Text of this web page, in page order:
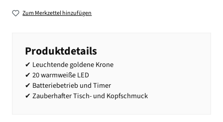
Zum Merkzettel hinzufügen
Produktdetails
✔ Leuchtende goldene Krone
✔ 20 warmweiße LED
✔ Batteriebetrieb und Timer
✔ Zauberhafter Tisch- und Kopfschmuck